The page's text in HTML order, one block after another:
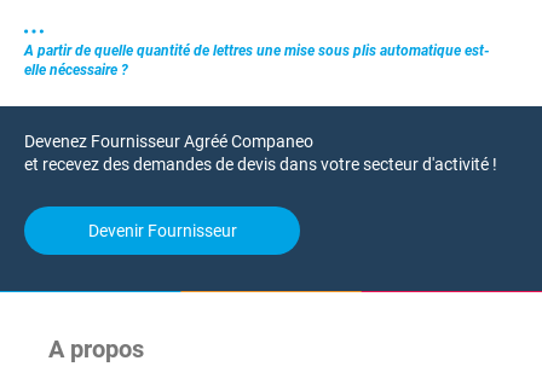
A partir de quelle quantité de lettres une mise sous plis automatique est-
elle nécessaire ?
Devenez Fournisseur Agréé Companeo
et recevez des demandes de devis dans votre secteur d'activité !
Devenir Fournisseur
A propos